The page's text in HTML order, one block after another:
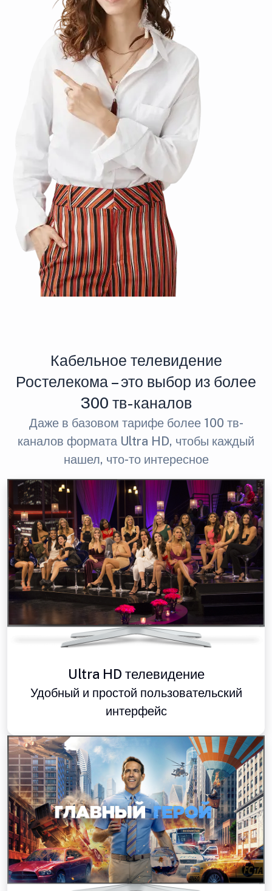
Кабельное телевидение
Ростелекома – это выбор из более
300 тв-каналов
Даже в базовом тарифе более 100 тв-
каналов формата Ultra HD, чтобы каждый
нашел, что-то интересное
Ultra HD телевидение
Удобный и простой пользовательский
интерфейс